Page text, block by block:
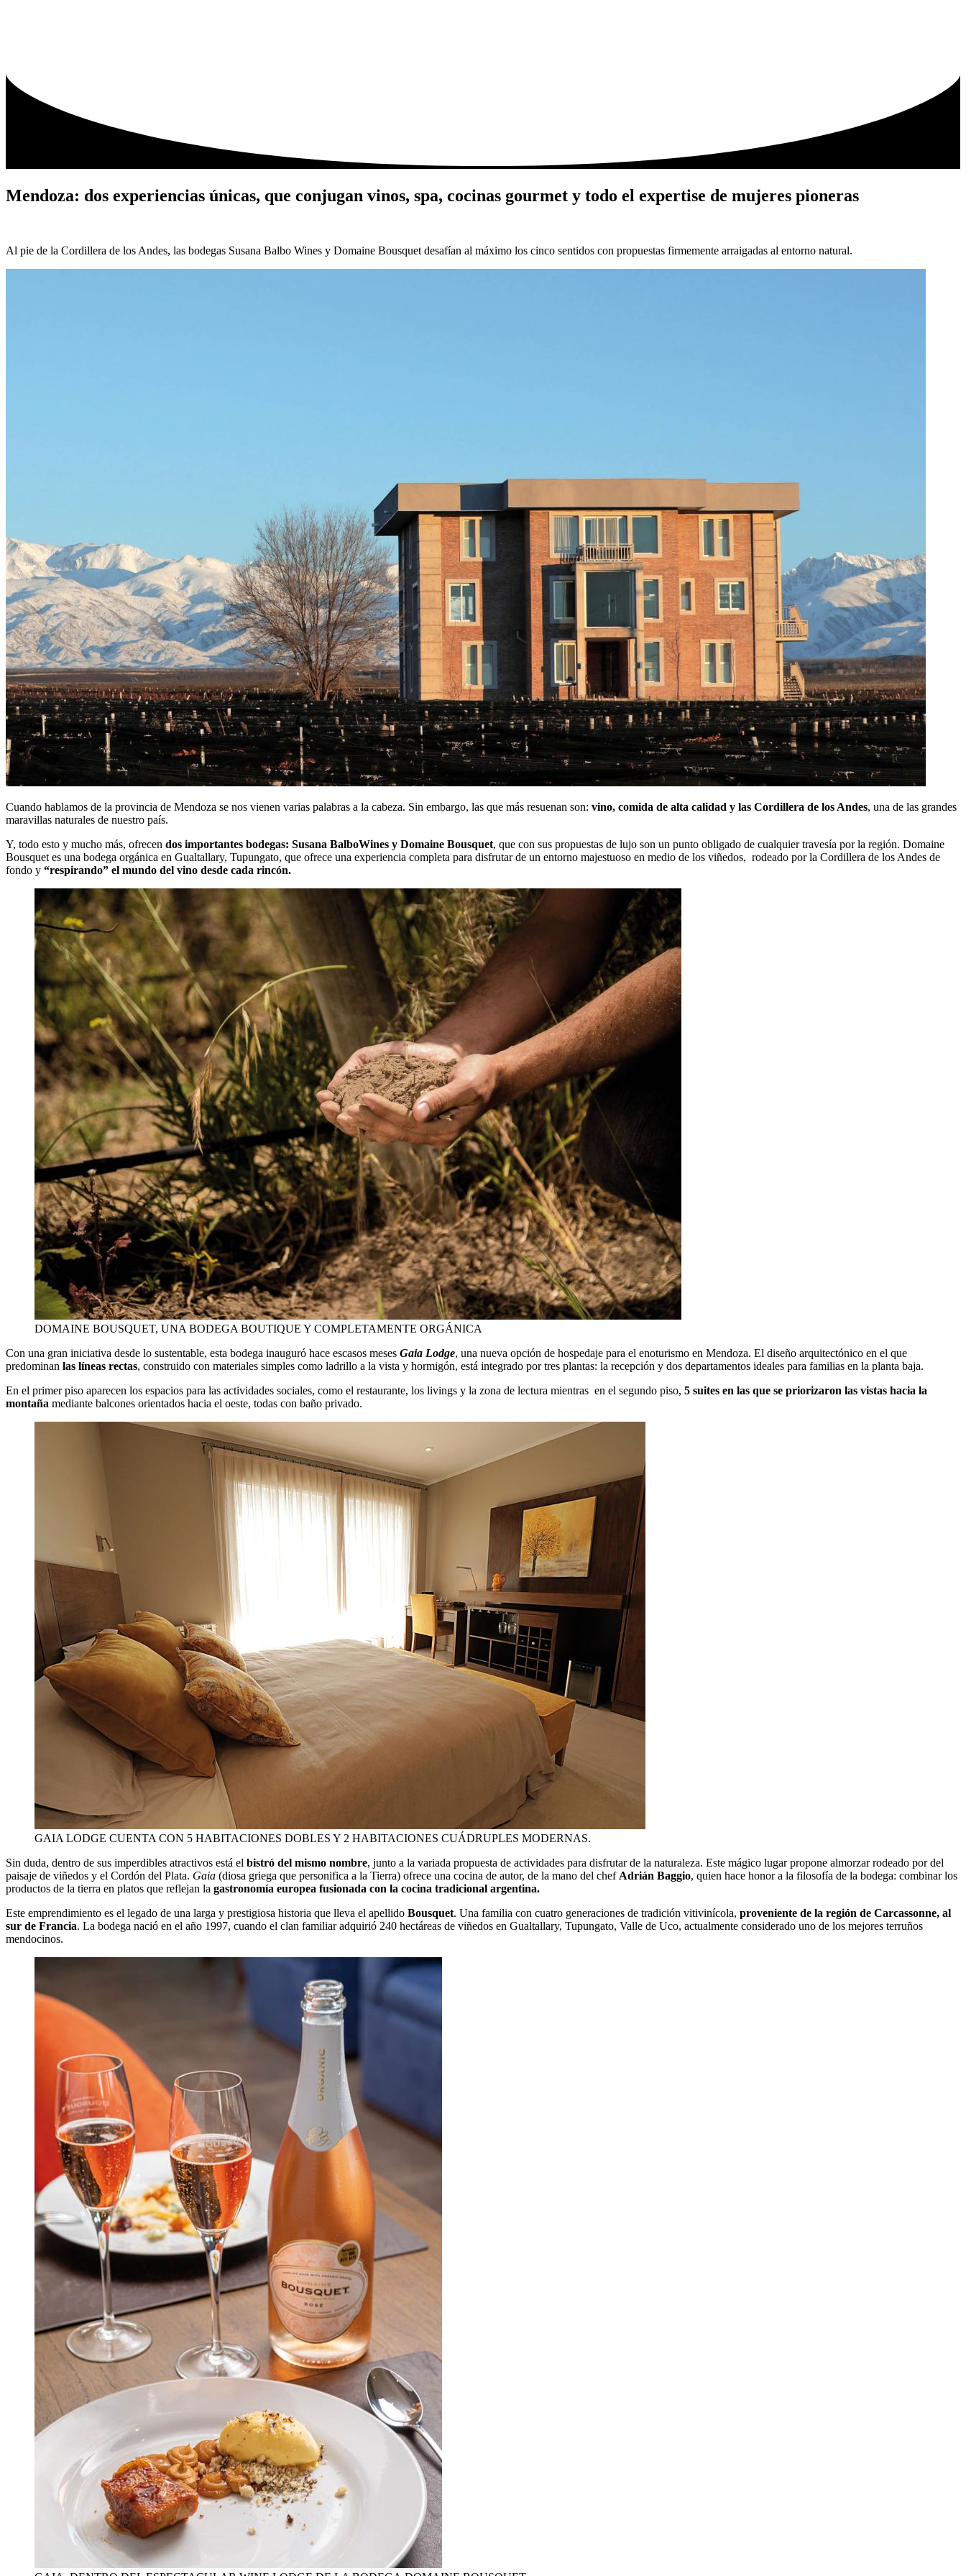
Mendoza: dos experiencias únicas, que conjugan vinos, spa, cocinas gourmet y todo el expertise de mujeres pioneras
Al pie de la Cordillera de los Andes, las bodegas Susana Balbo Wines y Domaine Bousquet desafían al máximo los cinco sentidos con propuestas firmemente arraigadas al entorno natural.
Cuando hablamos de la provincia de Mendoza se nos vienen varias palabras a la cabeza. Sin embargo, las que más resuenan son: vino, comida de alta calidad y las Cordillera de los Andes, una de las grandes
maravillas naturales de nuestro país.
Y, todo esto y mucho más, ofrecen dos importantes bodegas: Susana BalboWines y Domaine Bousquet, que con sus propuestas de lujo son un punto obligado de cualquier travesía por la región. Domaine
Bousquet es una bodega orgánica en Gualtallary, Tupungato, que ofrece una experiencia completa para disfrutar de un entorno majestuoso en medio de los viñedos, rodeado por la Cordillera de los Andes de
fondo y “respirando” el mundo del vino desde cada rincón.
DOMAINE BOUSQUET, UNA BODEGA BOUTIQUE Y COMPLETAMENTE ORGÁNICA
Con una gran iniciativa desde lo sustentable, esta bodega inauguró hace escasos meses Gaia Lodge, una nueva opción de hospedaje para el enoturismo en Mendoza. El diseño arquitectónico en el que
predominan las líneas rectas, construido con materiales simples como ladrillo a la vista y hormigón, está integrado por tres plantas: la recepción y dos departamentos ideales para familias en la planta baja.
En el primer piso aparecen los espacios para las actividades sociales, como el restaurante, los livings y la zona de lectura mientras en el segundo piso, 5 suites en las que se priorizaron las vistas hacia la
montaña mediante balcones orientados hacia el oeste, todas con baño privado.
GAIA LODGE CUENTA CON 5 HABITACIONES DOBLES Y 2 HABITACIONES CUÁDRUPLES MODERNAS.
Sin duda, dentro de sus imperdibles atractivos está el bistró del mismo nombre, junto a la variada propuesta de actividades para disfrutar de la naturaleza. Este mágico lugar propone almorzar rodeado por del
paisaje de viñedos y el Cordón del Plata. Gaia (diosa griega que personifica a la Tierra) ofrece una cocina de autor, de la mano del chef Adrián Baggio, quien hace honor a la filosofía de la bodega: combinar los
productos de la tierra en platos que reflejan la gastronomía europea fusionada con la cocina tradicional argentina.
Este emprendimiento es el legado de una larga y prestigiosa historia que lleva el apellido Bousquet. Una familia con cuatro generaciones de tradición vitivinícola, proveniente de la región de Carcassonne, al
sur de Francia. La bodega nació en el año 1997, cuando el clan familiar adquirió 240 hectáreas de viñedos en Gualtallary, Tupungato, Valle de Uco, actualmente considerado uno de los mejores terruños
mendocinos.